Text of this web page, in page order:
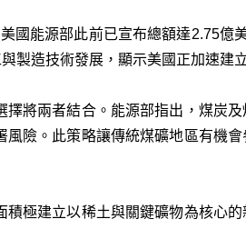
國能源部此前已宣布總額達2.75億
製造技術發展，顯示美國正加速建
將兩者結合。能源部指出，煤炭
險。此策略讓傳統煤礦地區有機
極建立以稀土與關鍵礦物為核心